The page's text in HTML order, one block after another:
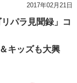
2017年02月21日
パラ見聞録」コ
キッズも大興